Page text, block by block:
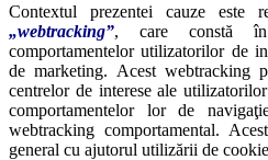
Contextul prezentei cauze este
„webtracking”, care constă în
comportamentelor utilizatorilor de
de marketing. Acest webtracking
centrelor de interese ale
comportamentelor lor de
webtracking comportamental.
general cu ajutorul utilizării de